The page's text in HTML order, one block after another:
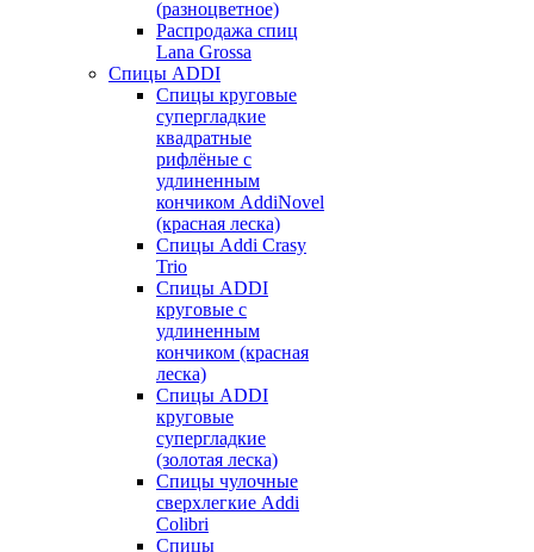
(разноцветное)
Распродажа спиц
Lana Grossa
Спицы ADDI
Спицы круговые
супергладкие
квадратные
рифлёные с
удлиненным
кончиком AddiNovel
(красная леска)
Спицы Addi Crasy
Trio
Спицы ADDI
круговые с
удлиненным
кончиком (красная
леска)
Спицы ADDI
круговые
супергладкие
(золотая леска)
Спицы чулочные
сверхлегкие Addi
Colibri
Спицы